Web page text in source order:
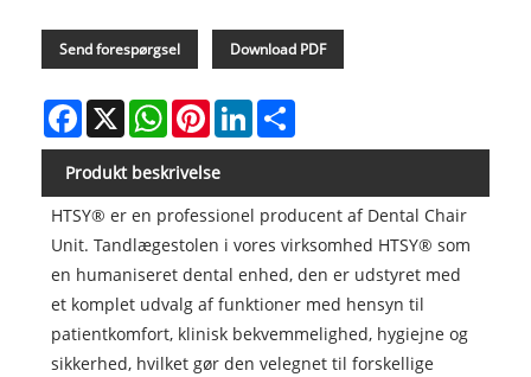
Send forespørgsel Download PDF
Facebook
X WhatsAppPinterestLinkedIn
Produkt beskrivelse
HTSY® er en professionel producent af Dental Chair
Unit. Tandlægestolen i vores virksomhed HTSY® som
en humaniseret dental enhed, den er udstyret med
et komplet udvalg af funktioner med hensyn til
patientkomfort, klinisk bekvemmelighed, hygiejne og
sikkerhed, hvilket gør den velegnet til forskellige